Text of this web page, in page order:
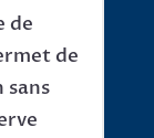
de
de
sans